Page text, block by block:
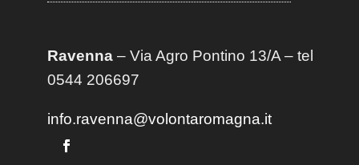
Ravenna– Via Agro Pontino 13/A– tel
0544 206697
info.ravenna@volontaromagna.it